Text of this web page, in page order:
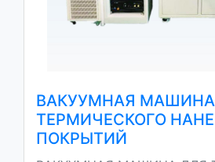
ВАКУУМНАЯ
ТЕРМИЧЕСКОГО
ПОКРЫТИЙ